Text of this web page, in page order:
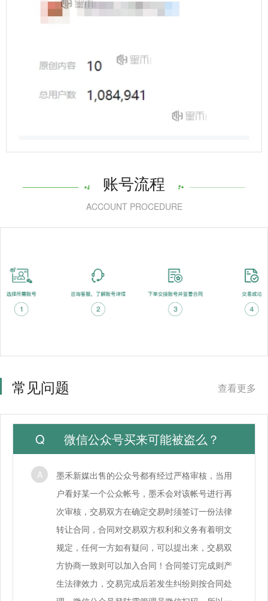
账号流程
ACCOUNT PROCEDURE
常见问题 查看更多
微信公众号买来可能被盗么？
墨禾新媒出售的公众号都有经过严格审核，当用
户看好某一个公众帐号，墨禾会对该帐号进行再
次审核，交易双方在确定交易时须签订一份法律
转让合同，合同对交易双方权利和义务有着明文
规定，任何一方如有疑问，可以提出来，交易双
方协商一致则可以加入合同！合同签订完成则产
生法律效力，交易完成后若发生纠纷则按合同处